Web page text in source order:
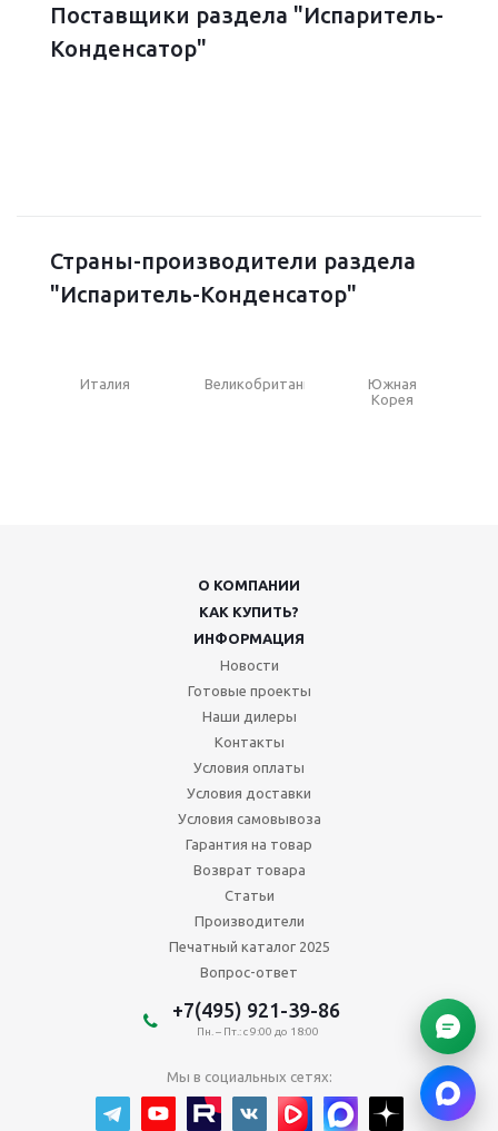
Поставщики раздела "Испаритель-
Конденсатор"
Страны-производители раздела
"Испаритель-Конденсатор"
Италия Великобритания
Южная
Корея
О КОМПАНИИ
КАК КУПИТЬ?
ИНФОРМАЦИЯ
Новости
Готовые проекты
Наши дилеры
Контакты
Условия оплаты
Условия доставки
Условия самовывоза
Гарантия на товар
Возврат товара
Статьи
Производители
Печатный каталог 2025
Вопрос-ответ
+7(495) 921-39-86
Пн. – Пт.: с 9:00 до 18:00
Мы в социальных сетях: